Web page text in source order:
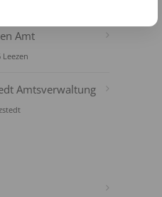
Amt
Amtsverwaltung